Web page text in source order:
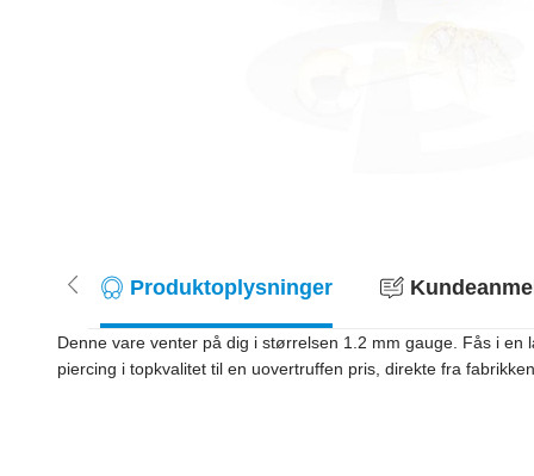
Produktoplysninger
Denne vare venter på dig i størrelsen 1.2 mm gauge. Fås i
piercing i topkvalitet til en uovertruffen pris, direkte fra